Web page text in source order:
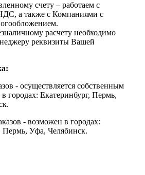
счету – работаем с
а также с Компаниями с
расчету необходимо
реквизиты Вашей
- осуществляется собственным
городах: Екатеринбург, Пермь,
- возможен в городах:
Пермь, Уфа, Челябинск.